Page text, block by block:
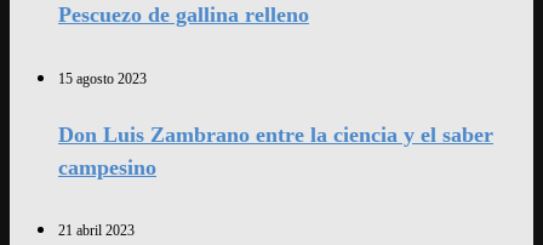
Pescuezo de gallina relleno
15 agosto 2023
Don Luis Zambrano entre la ciencia y el saber
campesino
21 abril 2023